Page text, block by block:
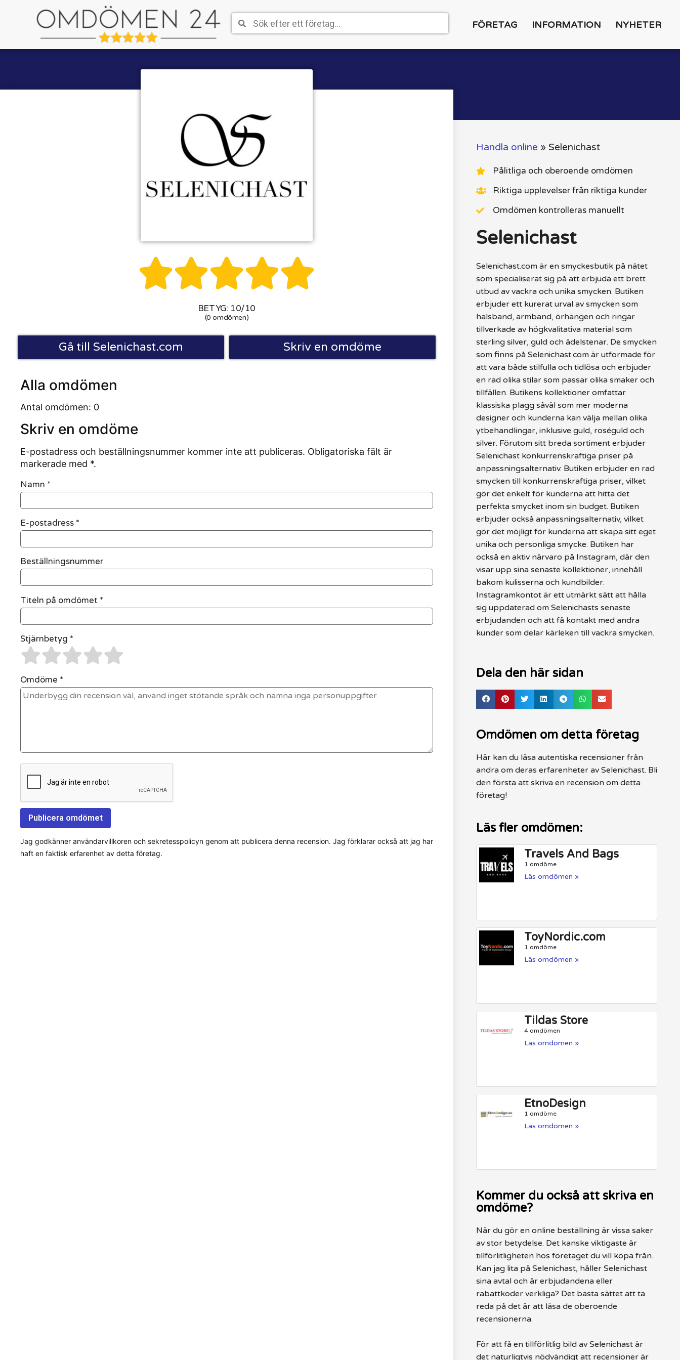
FÖRETAG INFORMATION NYHETER

BETYG: 10/10
(0 omdömen)
Gå till Selenichast.com Skriv en omdöme
Alla omdömen
Antal omdömen: 0
Skriv en omdöme
E-postadress och beställningsnummer kommer inte att publiceras. Obligatoriska fält är
markerade med *.
Namn *
E-postadress *
Beställningsnummer
Titeln på omdömet *
Stjärnbetyg *
Omdöme *
Jag godkänner användarvillkoren och sekretesspolicyn genom att publicera denna recension. Jag förklarar också att jag har
haft en faktisk erfarenhet av detta företag.
Handla online » Selenichast
Pålitliga och oberoende omdömen
Riktiga upplevelser från riktiga kunder
Omdömen kontrolleras manuellt
Selenichast
Selenichast.com är en smyckesbutik på nätet
som specialiserat sig på att erbjuda ett brett
utbud av vackra och unika smycken. Butiken
erbjuder ett kurerat urval av smycken som
halsband, armband, örhängen och ringar
tillverkade av högkvalitativa material som
sterling silver, guld och ädelstenar. De smycken
som finns på Selenichast.com är utformade för
att vara både stilfulla och tidlösa och erbjuder
en rad olika stilar som passar olika smaker och
tillfällen. Butikens kollektioner omfattar
klassiska plagg såväl som mer moderna
designer och kunderna kan välja mellan olika
ytbehandlingar, inklusive guld, roséguld och
silver. Förutom sitt breda sortiment erbjuder
Selenichast konkurrenskraftiga priser på
anpassningsalternativ. Butiken erbjuder en rad
smycken till konkurrenskraftiga priser, vilket
gör det enkelt för kunderna att hitta det
perfekta smycket inom sin budget. Butiken
erbjuder också anpassningsalternativ, vilket
gör det möjligt för kunderna att skapa sitt eget
unika och personliga smycke. Butiken har
också en aktiv närvaro på Instagram, där den
visar upp sina senaste kollektioner, innehåll
bakom kulisserna och kundbilder.
Instagramkontot är ett utmärkt sätt att hålla
sig uppdaterad om Selenichasts senaste
erbjudanden och att få kontakt med andra
kunder som delar kärleken till vackra smycken.
Dela den här sidan
Omdömen om detta företag
Här kan du läsa autentiska recensioner från
andra om deras erfarenheter av Selenichast. Bli
den första att skriva en recension om detta
företag!
Läs fler omdömen:
Travels And Bags
1 omdöme
Läs omdömen »
ToyNordic.com
1 omdöme
Läs omdömen »
Tildas Store
4 omdömen
Läs omdömen »
EtnoDesign
1 omdöme
Läs omdömen »
Kommer du också att skriva en
omdöme?
När du gör en online beställning är vissa saker
av stor betydelse. Det kanske viktigaste är
tillförlitligheten hos företaget du vill köpa från.
Kan jag lita på Selenichast, håller Selenichast
sina avtal och är erbjudandena eller
rabattkoder verkliga? Det bästa sättet att ta
reda på det är att läsa de oberoende
recensionerna.
För att få en tillförlitlig bild av Selenichast är
det naturligtvis nödvändigt att recensioner är